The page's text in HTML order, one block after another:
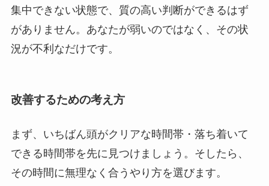
集中できない状態で、質の高い判断ができるはず
がありません。 あなたが弱いのではなく、その状
況が不利なだけです。
改善するための考え方
まず、いちばん頭がクリアな時間帯・落ち着いて
できる時間帯を先に見つけましょう。 そしたら、
その時間に無理なく合うやり方を選びます。